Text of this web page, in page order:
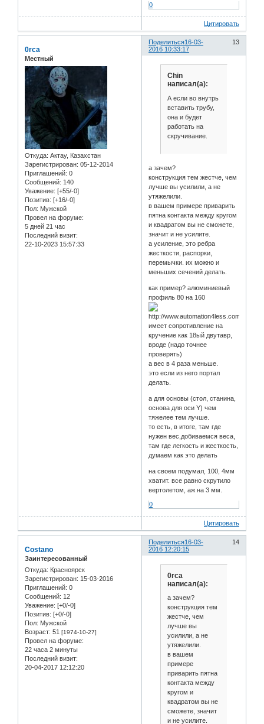
0
Цитировать
Поделиться 13
16-03-
2016 10:33:17
0rca
Местный
Откуда: Актау, Казахстан
Зарегистрирован: 05-12-2014
Приглашений: 0
Сообщений: 140
Уважение: [+55/-0]
Позитив: [+16/-0]
Пол: Мужской
Провел на форуме:
5 дней 21 час
Последний визит:
22-10-2023 15:57:33
Chin
написал(а):
А если во внутрь
вставить трубу,
она и будет
работать на
скручивание.
а зачем?
конструкция тем жестче, чем
лучше вы усилили, а не
утяжелили.
в вашем примере приварить
пятна контакта между кругом
и квадратом вы не сможете,
значит и не усилите.
а усиление, это ребра
жесткости, распорки,
перемычки. их можно и
меньших сечений делать.
как пример? алюминиевый
профиль 80 на 160
имеет сопротивление на
кручение как 18ый двутавр,
вроде (надо точнее
проверять)
а вес в 4 раза меньше.
это если из него портал
делать.
а для основы (стол, станина,
основа для оси Y) чем
тяжелее тем лучше.
то есть, в итоге, там где
нужен вес,добиваемся веса,
там где легкость и жесткость,
думаем как это делать
на своем подумал, 100, 4мм
хватит. все равно скрутило
вертолетом, аж на 3 мм.
0
Цитировать
Поделиться 14
16-03-
2016 12:20:15
Costano
Заинтересованный
Откуда: Красноярск
Зарегистрирован: 15-03-2016
Приглашений: 0
Сообщений: 12
Уважение: [+0/-0]
Позитив: [+0/-0]
Пол: Мужской
Возраст: 51 [1974-10-27]
Провел на форуме:
22 часа 2 минуты
Последний визит:
20-04-2017 12:12:20
0rca
написал(а):
а зачем?
конструкция тем
жестче, чем
лучше вы
усилили, а не
утяжелили.
в вашем
примере
приварить пятна
контакта между
кругом и
квадратом вы не
сможете, значит
и не усилите.